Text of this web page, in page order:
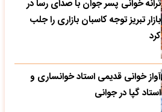
ترانه خوانی پسر جوان با صدای رسا در
بازار تبریز توجه کاسبان بازاری را جلب
کرد
آواز خوانی قدیمی استاد خوانساری و
استاد گپا در جوانی